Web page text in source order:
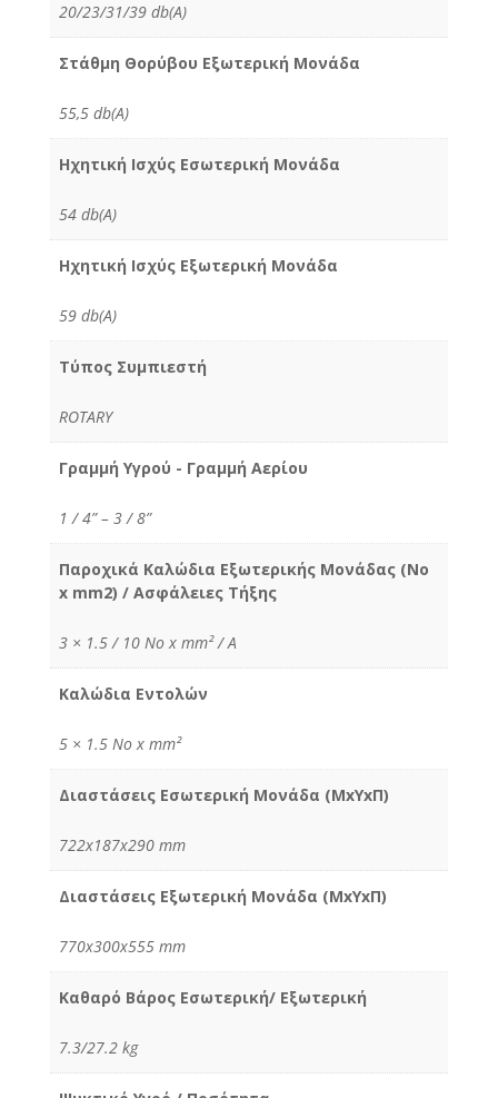
20/23/31/39 db(A)
Στάθμη Θορύβου Εξωτερική Μονάδα
55,5 db(A)
Ηχητική Ισχύς Εσωτερική Μονάδα
54 db(A)
Ηχητική Ισχύς Εξωτερική Μονάδα
59 db(A)
Τύπος Συμπιεστή
ROTARY
Γραμμή Υγρού - Γραμμή Αερίου
1 / 4” – 3 / 8”
Παροχικά Καλώδια Εξωτερικής Μονάδας (No
x mm2) / Ασφάλειες Τήξης
3 × 1.5 / 10 No x mm² / Α
Καλώδια Εντολών
5 × 1.5 No x mm²
Διαστάσεις Εσωτερική Μονάδα (MxYxΠ)
722x187x290 mm
Διαστάσεις Εξωτερική Μονάδα (MxYxΠ)
770x300x555 mm
Καθαρό Βάρος Εσωτερική/ Εξωτερική
7.3/27.2 kg